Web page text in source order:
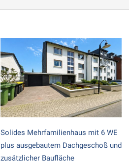
Solides Mehrfamilienhaus mit 6 WE
plus ausgebautem Dachgeschoß und
zusätzlicher Baufläche